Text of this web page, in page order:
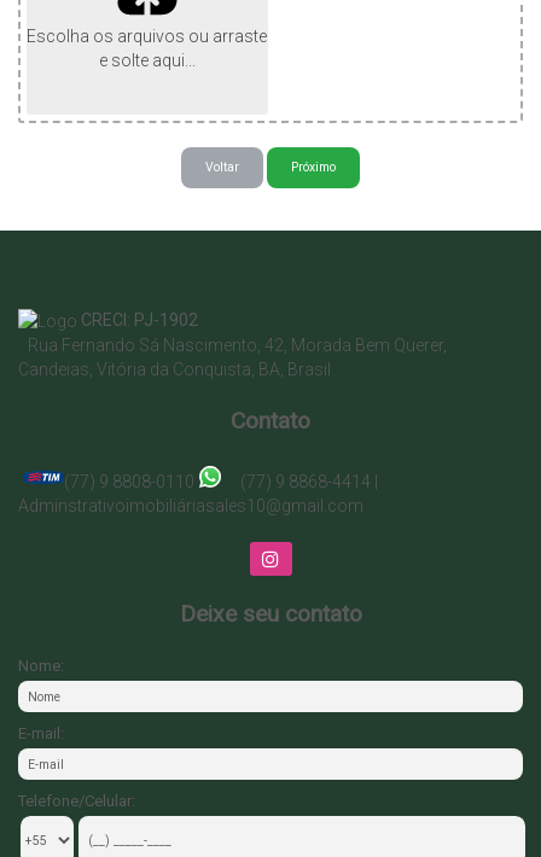
Escolha os arquivos ou arraste
e solte aqui...
Voltar Próximo
CRECI: PJ-1902
Rua Fernando Sá Nascimento 42 Morada Bem Querer
Candeias Vitória da Conquista BA Brasil
Contato
(77) 9 8808-0110
(77) 9 8868-4414 |
Adminstrativoimobiliáriasales10@gmail.com
Deixe seu contato
Nome:
E-mail:
Telefone/Celular: